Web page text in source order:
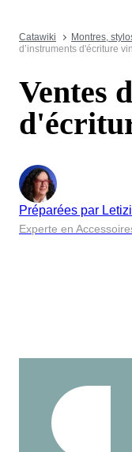
Catawiki Montres,
d’instruments d'écriture
Ventes
Préparées par
Experte en